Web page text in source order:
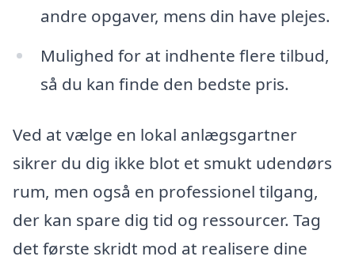
andre opgaver, mens din have plejes.
Mulighed for at indhente flere tilbud,
så du kan finde den bedste pris.
Ved at vælge en lokal anlægsgartner
sikrer du dig ikke blot et smukt udendørs
rum, men også en professionel tilgang,
der kan spare dig tid og ressourcer. Tag
det første skridt mod at realisere dine